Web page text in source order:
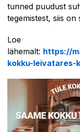
tunned puudust
tegemistest, siis on
Loe
lähemalt: https://
kokku-leivatares-